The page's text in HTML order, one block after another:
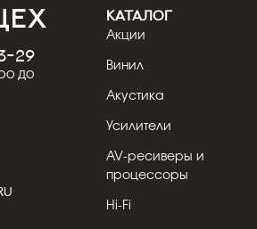
Кострицын Евгений
REL Classic 98:
особое место в
бренда — это модель,
29
до
КАТАЛОГ
Акции
Винил
Акустика
Усилители
AV-ресиверы и
процессоры
Hi-Fi